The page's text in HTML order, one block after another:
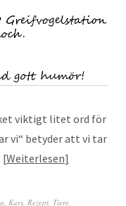
viktigt litet ord för
vi“ betyder att vi tar
Weiterlesen
Kurs Rezept Tiere